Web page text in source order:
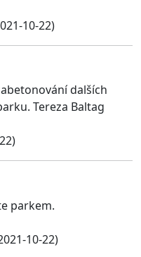
10-22)
dalších
Tereza Baltag
parkem.
10-22)